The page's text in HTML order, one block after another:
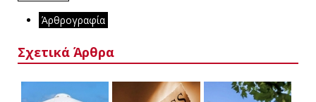
Άρθρογραφία
Σχετικά Άρθρα